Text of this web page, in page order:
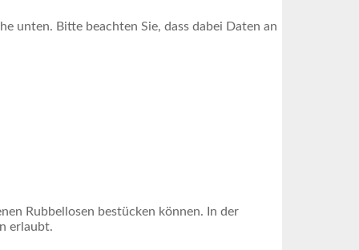
unten. Bitte beachten Sie, dass dabei Daten an
Rubbellosen bestücken können. In der
erlaubt.